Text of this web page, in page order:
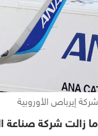
شركة إيرباص الأوروبية
ما زالت شركة صناعة